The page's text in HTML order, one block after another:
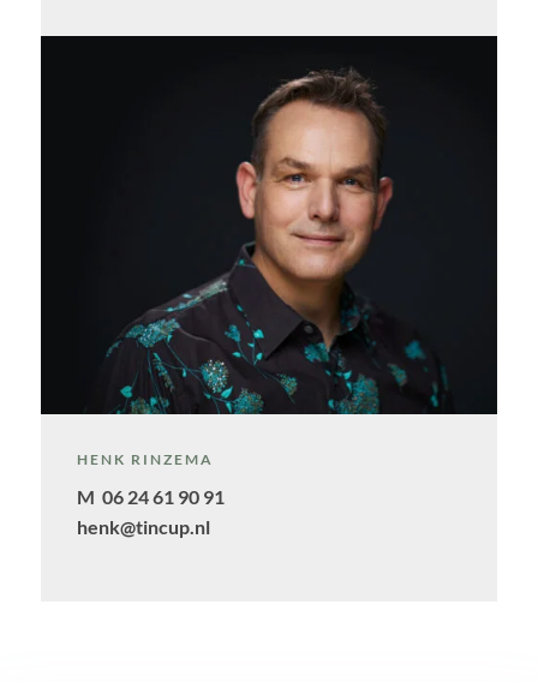
HENK RINZEMA
M 06 24 61 90 91
henk@tincup.nl